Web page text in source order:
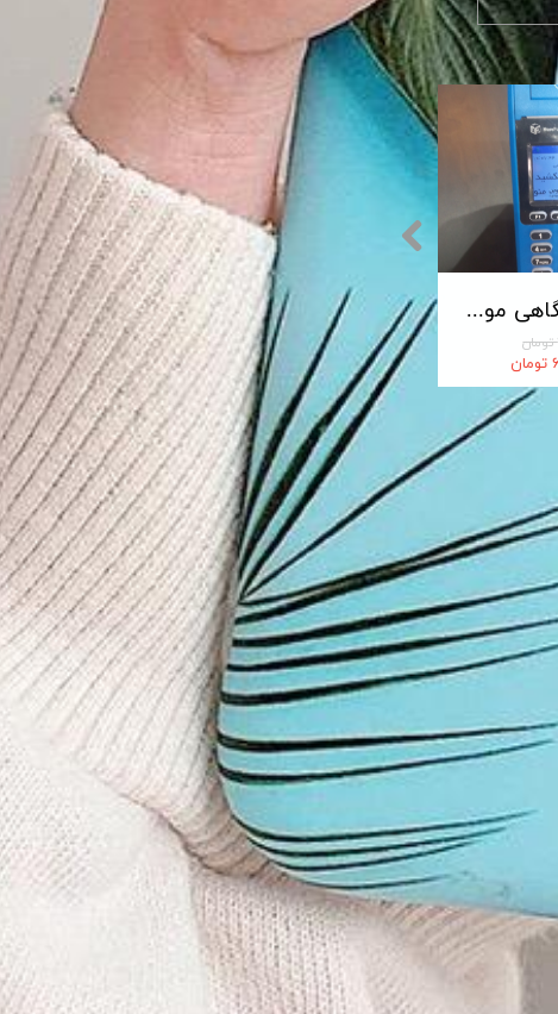
پایانه فروشگاهی مورفان MoreFun مدل H9